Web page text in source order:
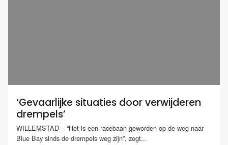
‘Gevaarlijke situaties door verwijderen
drempels’
WILLEMSTAD – “Het is een racebaan geworden op de weg naar
Blue Bay sinds de drempels weg zijn”, zegt...